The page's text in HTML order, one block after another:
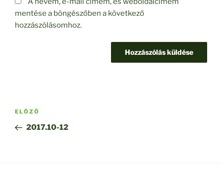
mentése a böngészőben a következő
hozzászólásomhoz.
Bejegyzés
Korábbi
bejegyzés
ELŐZŐ
2017.10-12